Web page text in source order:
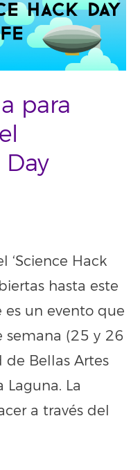
para
Day
‘Science Hack
hasta este
es un evento que
semana (25 y 26
Bellas Artes
Laguna. La
a través del